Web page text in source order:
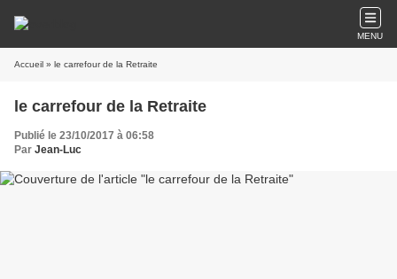
MENU
Accueil » le carrefour de la Retraite
le carrefour de la Retraite
Publié le 23/10/2017 à 06:58
Par Jean-Luc